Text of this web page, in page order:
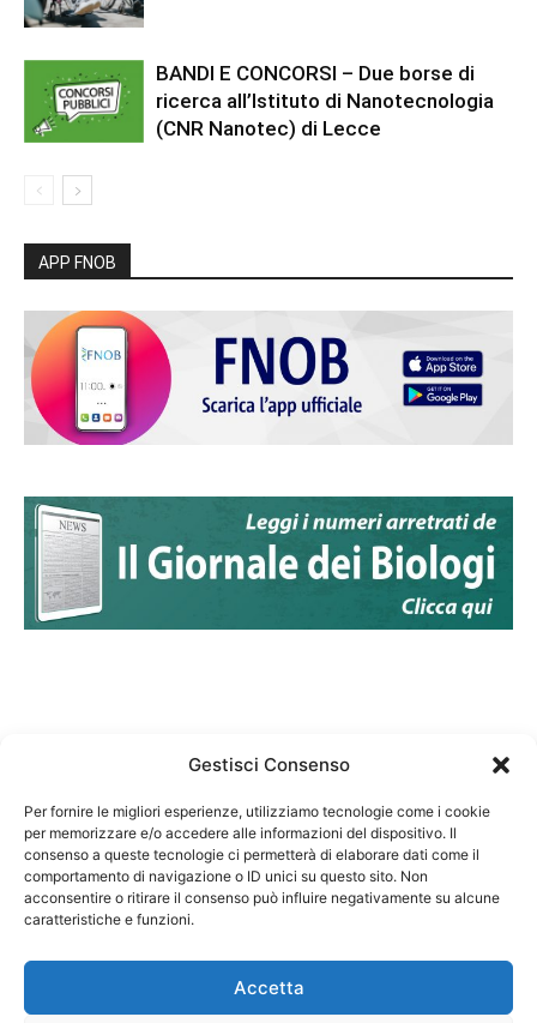
Gestisci Consenso
Per fornire le migliori esperienze, utilizziamo tecnologie come i cookie
per memorizzare e/o accedere alle informazioni del dispositivo. Il
consenso a queste tecnologie ci permetterà di elaborare dati come il
comportamento di navigazione o ID unici su questo sito. Non
acconsentire o ritirare il consenso può influire negativamente su alcune
caratteristiche e funzioni.
Accetta
BANDI E CONCORSI – Due borse di
ricerca all’Istituto di Nanotecnologia
(CNR Nanotec) di Lecce
APP FNOB
Federazione Nazionale Degli Ordini dei Biologi:
codice fiscale 80069130583
Responsabile sito internet www.fnob.it: